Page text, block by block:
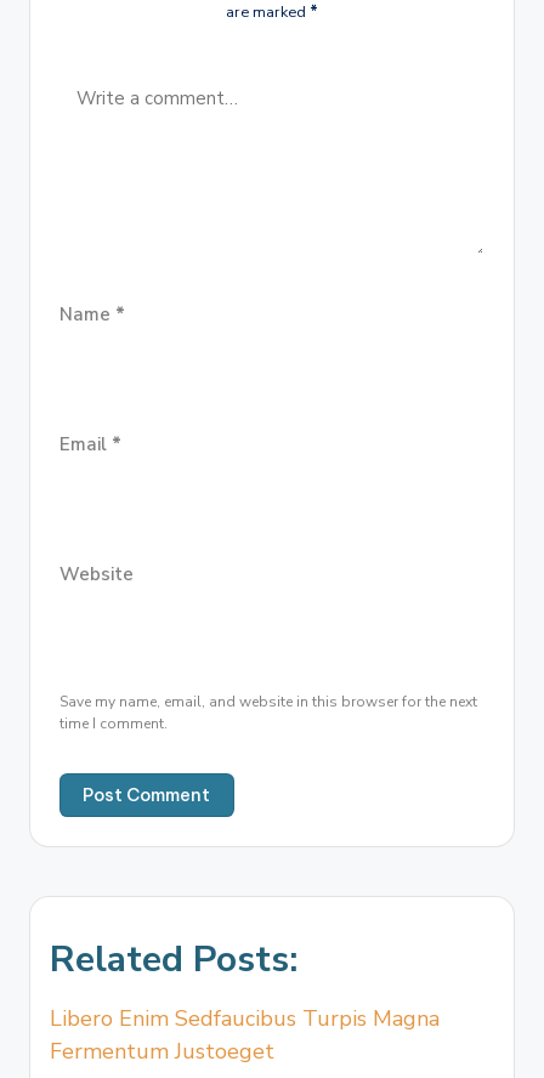
are marked *
Name *
Email *
Website
Save my name, email, and website in this browser for the next
time I comment.
Related Posts:
Libero Enim Sedfaucibus Turpis Magna
Fermentum Justoeget